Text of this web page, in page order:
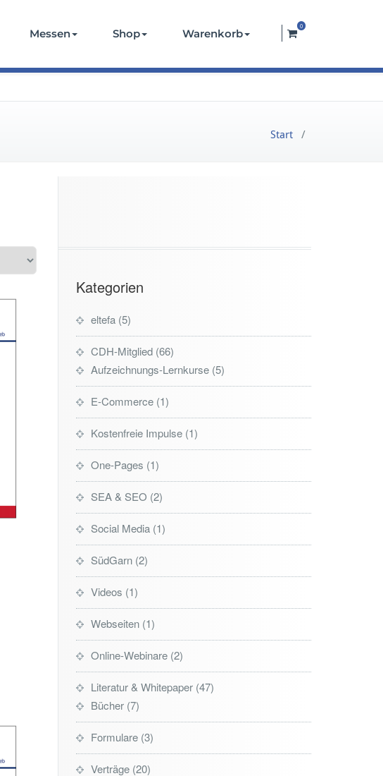
Messen Shop Warenkorb
0
Start /
Kategorien
eltefa 5
CDH-Mitglied 66
Aufzeichnungs-Lernkurse 5
E-Commerce 1
Kostenfreie Impulse 1
One-Pages 1
SEA & SEO 2
Social Media 1
SüdGarn 2
Videos 1
Webseiten 1
Online-Webinare 2
Literatur & Whitepaper 47
Bücher 7
Formulare 3
Verträge 20